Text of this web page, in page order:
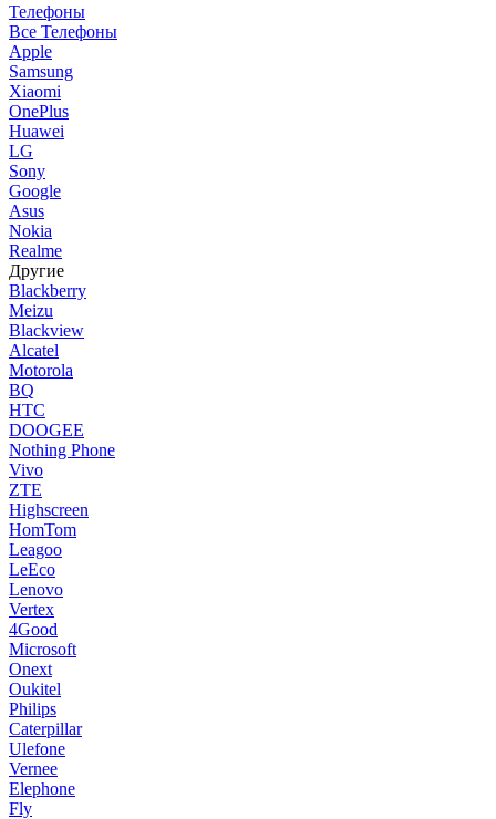
Телефоны
Все Телефоны
Apple
Samsung
Xiaomi
OnePlus
Huawei
LG
Sony
Google
Asus
Nokia
Realme
Другие
Blackberry
Meizu
Blackview
Alcatel
Motorola
BQ
HTC
DOOGEE
Nothing Phone
Vivo
ZTE
Highscreen
HomTom
Leagoo
LeEco
Lenovo
Vertex
4Good
Microsoft
Onext
Oukitel
Philips
Caterpillar
Ulefone
Vernee
Elephone
Fly